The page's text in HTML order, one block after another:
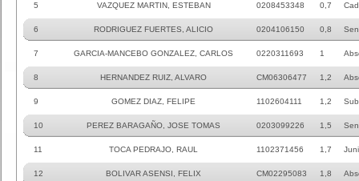
5 VAZQUEZ MARTIN, ESTEBAN 0208453348 0,7
6 RODRIGUEZ FUERTES, ALICIO 0204106150 0,8
7 GARCIA-MANCEBO GONZALEZ, CARLOS 0220311693 1
8 HERNANDEZ RUIZ, ALVARO CM06306477 1,2
9 GOMEZ DIAZ, FELIPE 1102604111 1,2
10 PEREZ BARAGAÑO, JOSE TOMAS 0203099226 1,5
11 TOCA PEDRAJO, RAUL 1102371456 1,7
12 BOLIVAR ASENSI, FELIX CM02295083 1,8